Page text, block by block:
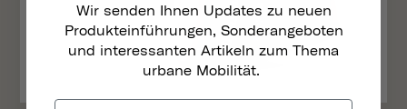
Wir senden Ihnen Updates zu neuen
Produkteinführungen, Sonderangeboten
und interessanten Artikeln zum Thema
urbane Mobilität.